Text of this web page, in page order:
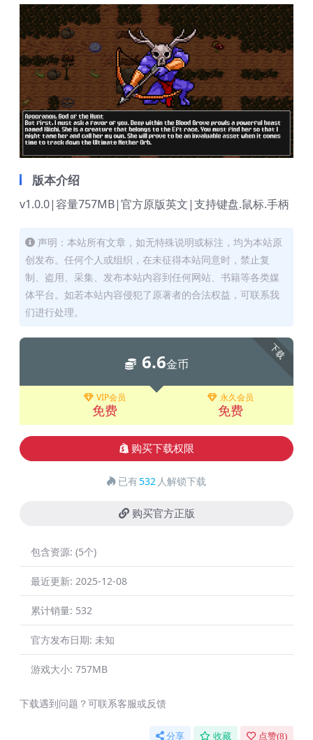
版本介绍
v1.0.0|容量757MB|官方原版英文|支持键盘.鼠标.手柄
声明：本站所有文章，如无特殊说明或标注，均为本站原
创发布。任何个人或组织，在未征得本站同意时，禁止复
制、盗用、采集、发布本站内容到任何网站、书籍等各类媒
体平台。如若本站内容侵犯了原著者的合法权益，可联系我
们进行处理。
下载
6.6金币
VIP会员
免费
永久会员
免费
购买下载权限
已有532 人解锁下载
购买官方正版
包含资源: (5个)
最近更新: 2025-12-08
累计销量: 532
官方发布日期: 未知
游戏大小: 757MB
下载遇到问题？可联系客服或反馈
分享 收藏 点赞(8)